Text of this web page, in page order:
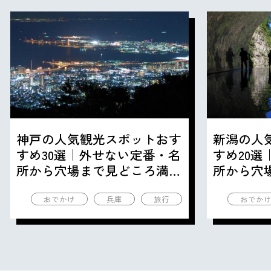
神戸の人気観光スポットおす
すめ30選｜外せない定番・名
所から穴場まで見どころ満載
おでかけ 兵庫 旅行
新潟の人
すめ20選
所から穴
おでか